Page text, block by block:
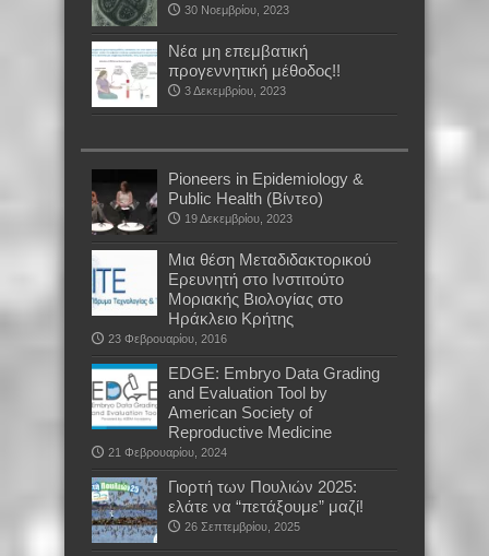
30 Νοεμβρίου, 2023
Νέα μη επεμβατική
προγεννητική μέθοδος!!
3 Δεκεμβρίου, 2023
Pioneers in Epidemiology &
Public Health (Βίντεο)
19 Δεκεμβρίου, 2023
Μια θέση Μεταδιδακτορικού
Ερευνητή στο Ινστιτούτο
Μοριακής Βιολογίας στο
Ηράκλειο Κρήτης
23 Φεβρουαρίου, 2016
EDGE: Embryo Data Grading
and Evaluation Tool by
American Society of
Reproductive Medicine
21 Φεβρουαρίου, 2024
Γιορτή των Πουλιών 2025:
ελάτε να “πετάξουμε” μαζί!
26 Σεπτεμβρίου, 2025